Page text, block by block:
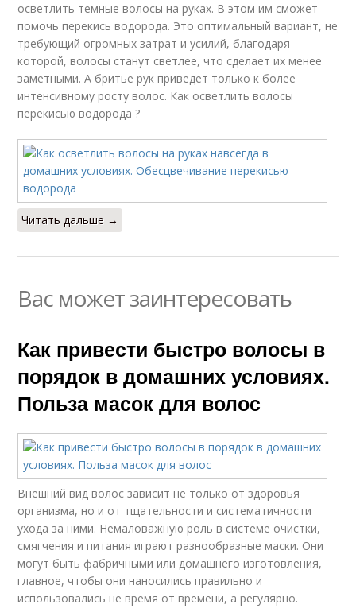
осветлить темные волосы на руках. В этом им сможет
помочь перекись водорода. Это оптимальный вариант, не
требующий огромных затрат и усилий, благодаря
которой, волосы станут светлее, что сделает их менее
заметными. А бритье рук приведет только к более
интенсивному росту волос. Как осветлить волосы
перекисью водорода ?
Читать дальше →
Вас может заинтересовать
Как привести быстро волосы в
порядок в домашних условиях.
Польза масок для волос
Внешний вид волос зависит не только от здоровья
организма, но и от тщательности и систематичности
ухода за ними. Немаловажную роль в системе очистки,
смягчения и питания играют разнообразные маски. Они
могут быть фабричными или домашнего изготовления,
главное, чтобы они наносились правильно и
использовались не время от времени, а регулярно.